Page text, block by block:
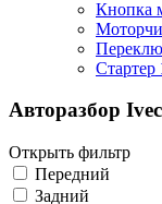
Кнопка
Стартер
Авторазбор
Открыть фильтр
Передний
Задний